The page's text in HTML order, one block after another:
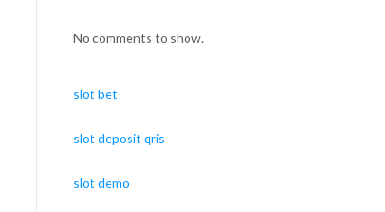
No comments to show.
slot bet
slot deposit qris
slot demo